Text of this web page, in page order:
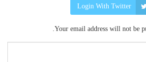
Login With Twitter
Your email address will not be